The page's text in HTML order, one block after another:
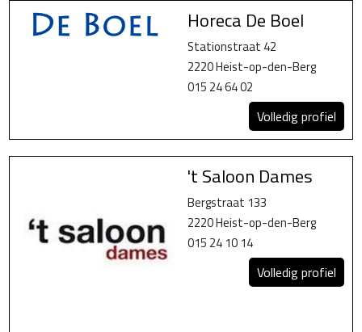
Horeca De Boel
Stationstraat 42
2220 Heist-op-den-Berg
015 24 64 02
Volledig profiel
't Saloon Dames
Bergstraat 133
2220 Heist-op-den-Berg
015 24 10 14
Volledig profiel